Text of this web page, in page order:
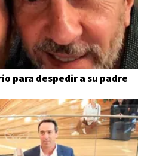
para despedir a su padre